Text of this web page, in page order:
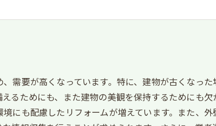
需要が高くなっています。特に、建物が古くなっ
るためにも、また建物の美観を保持するためにも
にも配慮したリフォームが増えています。また、